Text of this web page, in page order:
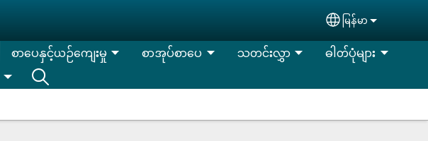
Select your
မြန်မာ
စာပေနှင့်ယဉ်ကျေးမှု စာအုပ်စာပေ သတင်းလွှာ
ဓါတ်ပုံများ